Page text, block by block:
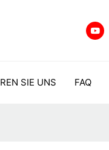
SIE UNS FAQ